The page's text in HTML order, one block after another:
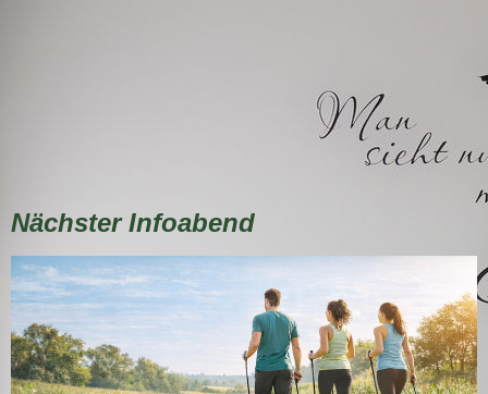
Nächster Infoabend